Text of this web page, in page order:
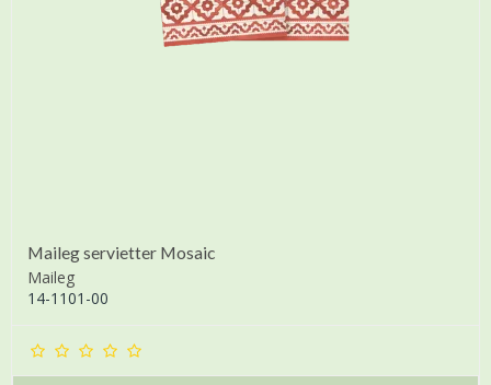
Maileg servietter Mosaic
Maileg
14-1101-00